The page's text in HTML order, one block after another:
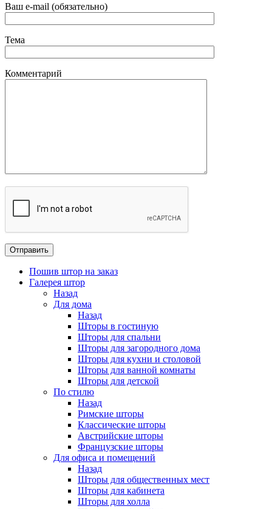
Ваш e-mail (обязательно)
Тема
Комментарий
Пошив штор на заказ
Галерея штор
Назад
Для дома
Назад
Шторы в гостиную
Шторы для спальни
Шторы для загородного дома
Шторы для кухни и столовой
Шторы для ванной комнаты
Шторы для детской
По стилю
Назад
Римские шторы
Классические шторы
Австрийские шторы
Французские шторы
Для офиса и помещений
Назад
Шторы для общественных мест
Шторы для кабинета
Шторы для холла